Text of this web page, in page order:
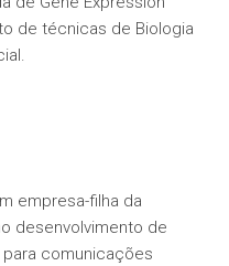
de técnicas de Biologia
empresa-filha da
desenvolvimento de
comunicações